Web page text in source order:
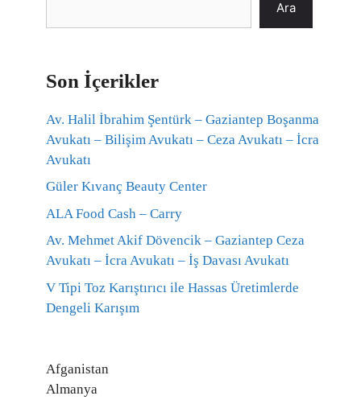
Ara
Son İçerikler
Av. Halil İbrahim Şentürk – Gaziantep Boşanma
Avukatı – Bilişim Avukatı – Ceza Avukatı – İcra
Avukatı
Güler Kıvanç Beauty Center
ALA Food Cash – Carry
Av. Mehmet Akif Dövencik – Gaziantep Ceza
Avukatı – İcra Avukatı – İş Davası Avukatı
V Tipi Toz Karıştırıcı ile Hassas Üretimlerde
Dengeli Karışım
Afganistan
Almanya